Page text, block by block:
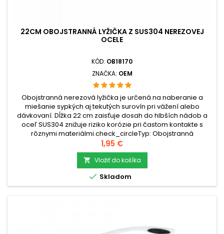
22CM OBOJSTRANNÁ LYŽIČKA Z SUS304 NEREZOVEJ
OCELE
KÓD: OB18170
ZNAČKA: OEM
Obojstranná nerezová lyžička je určená na naberanie a
miešanie sypkých aj tekutých surovín pri vážení alebo
dávkovaní. Dĺžka 22 cm zaisťuje dosah do hlbších nádob a
oceľ SUS304 znižuje riziko korózie pri častom kontakte s
rôznymi materiálmi.check_circleTyp: Obojstranná
lyžičkacheck_circleMateriál: Nerezová oceľ
SUS304check_circleRozmery: 22 × 2 × 1 cm...
Cena
1,95 €
 Vložiť do košíka
 Skladom